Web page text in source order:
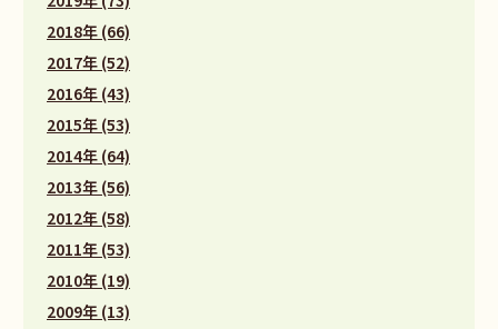
2018年 (66)
2017年 (52)
2016年 (43)
2015年 (53)
2014年 (64)
2013年 (56)
2012年 (58)
2011年 (53)
2010年 (19)
2009年 (13)